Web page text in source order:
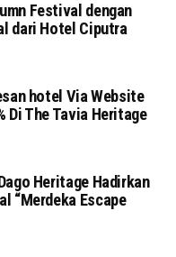
Festival dengan
dari Hotel Ciputra
hotel Via Website
Di The Tavia Heritage
Heritage Hadirkan
“Merdeka Escape